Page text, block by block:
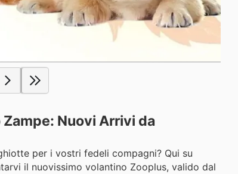
Nuovi Arrivi da
per i vostri fedeli compagni? Qui su
il nuovissimo volantino Zooplus, valido dal